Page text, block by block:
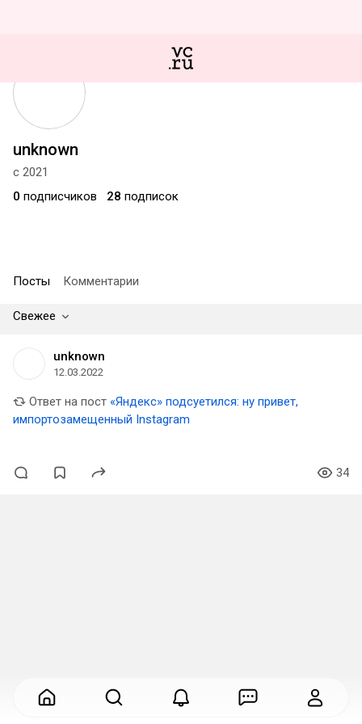
unknown
с 2021
0 подписчиков 28 подписок
Посты Комментарии
Свежее
unknown
12.03.2022
Ответ на пост «Яндекс» подсуетился: ну привет,
импортозамещенный Instagram
34